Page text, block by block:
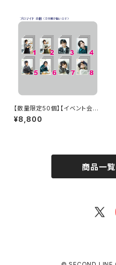
【数量限定50個】【イベント会場
特典付き】SECOND LINE Pre
sents みんなに会いに行くよ!
¥8,800
商品一